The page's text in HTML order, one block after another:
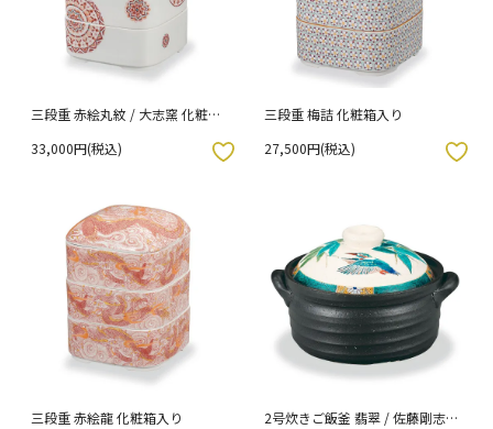
三段重 赤絵丸紋 / 大志窯 化粧箱
33,000円(税込)
三段重 梅詰 化粧箱入り
27,500円(税込)
お気に入りボタン
三段重 赤絵龍 化粧箱入り
2号炊きご飯釜 翡翠 / 佐藤剛志